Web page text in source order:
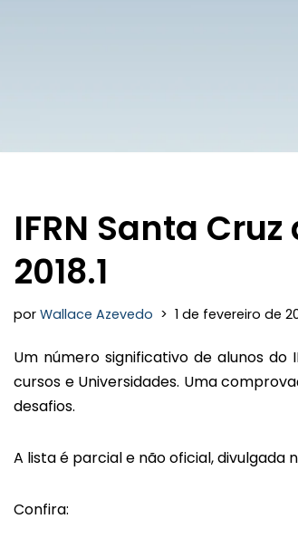
IFRN Santa
2018.1
por Wallace Azevedo 1 de fevereiro de
Um número significativo de alunos do
cursos e Universidades. Uma
desafios.
A lista é parcial e não oficial, divulgada
Confira: